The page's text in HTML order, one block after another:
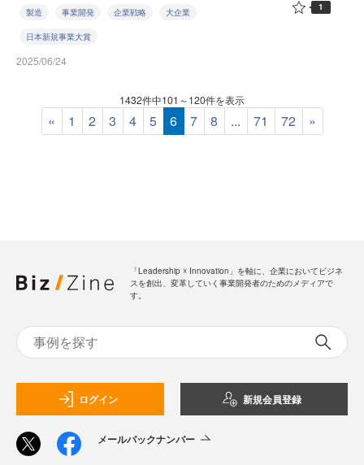
製造 事業開発 企業戦略 大企業
日本新規事業大賞
2025/06/24
1
1432件中101～120件を表示
« 1 2 3 4 5 6 7 8 ... 71 72 »
「Leadership ☓ Innovation」を軸に、企業においてビジネ
スを創出、変革していく事業開発者のためのメディアで
す。
ログイン 新規会員登録
メールバックナンバー